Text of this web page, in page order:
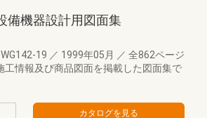
備機器設計用図面集
19 ／ 1999年05月 ／ 全862ページ
工情報及び商品図面を掲載した図面集で